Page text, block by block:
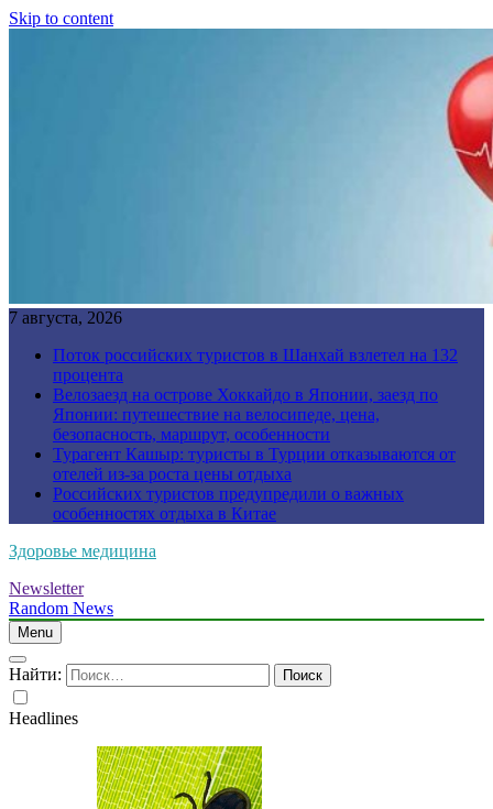
Skip to content
7 августа, 2026
Поток российских туристов в Шанхай взлетел на 132
процента
Велозаезд на острове Хоккайдо в Японии, заезд по
Японии: путешествие на велосипеде, цена,
безопасность, маршрут, особенности
Турагент Кашыр: туристы в Турции отказываются от
отелей из-за роста цены отдыха
Российских туристов предупредили о важных
особенностях отдыха в Китае
Здоровье медицина
Newsletter
Random News
Menu
Найти:
Headlines